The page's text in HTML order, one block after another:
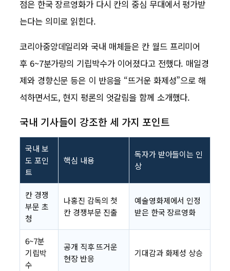
점은 한국 장르영화가 다시 칸의 중심 무대에서 평가받
는다는 의미로 읽힌다.
코리아중앙데일리와 국내 매체들은 칸 월드 프리미어
후 6~7분가량의 기립박수가 이어졌다고 전했다. 매일경
제와 경향신문 등은 이 반응을 “뜨거운 화제성”으로 해
석하면서도, 현지 평론의 엇갈림을 함께 소개했다.
국내 기사들이 강조한 세 가지 포인트
국내 보
도 포인
트
핵심 내용
독자가 받아들이는 인
상
칸 경쟁
부문 초
청
나홍진 감독의 첫
칸 경쟁부문 진출
예술영화제에서 인정
받은 한국 장르영화
6~7분
기립박
수
공개 직후 뜨거운
현장 반응
기대감과 화제성 상승